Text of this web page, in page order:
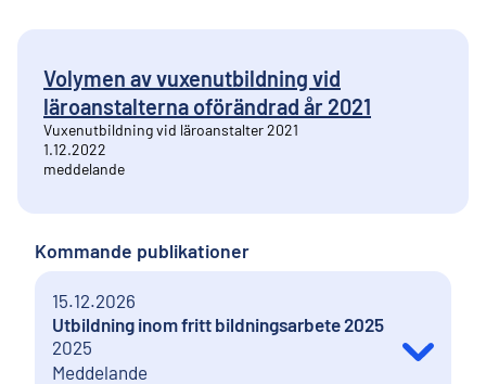
Volymen av vuxenutbildning vid
läroanstalterna oförändrad år 2021
Vuxenutbildning vid läroanstalter 2021
1.12.2022
meddelande
Kommande publikationer
15.12.2026
Utbildning inom fritt bildningsarbete 2025
2025
Meddelande